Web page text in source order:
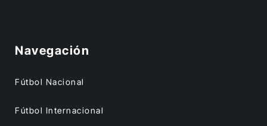
Navegación
Fútbol Nacional
Fútbol Internacional